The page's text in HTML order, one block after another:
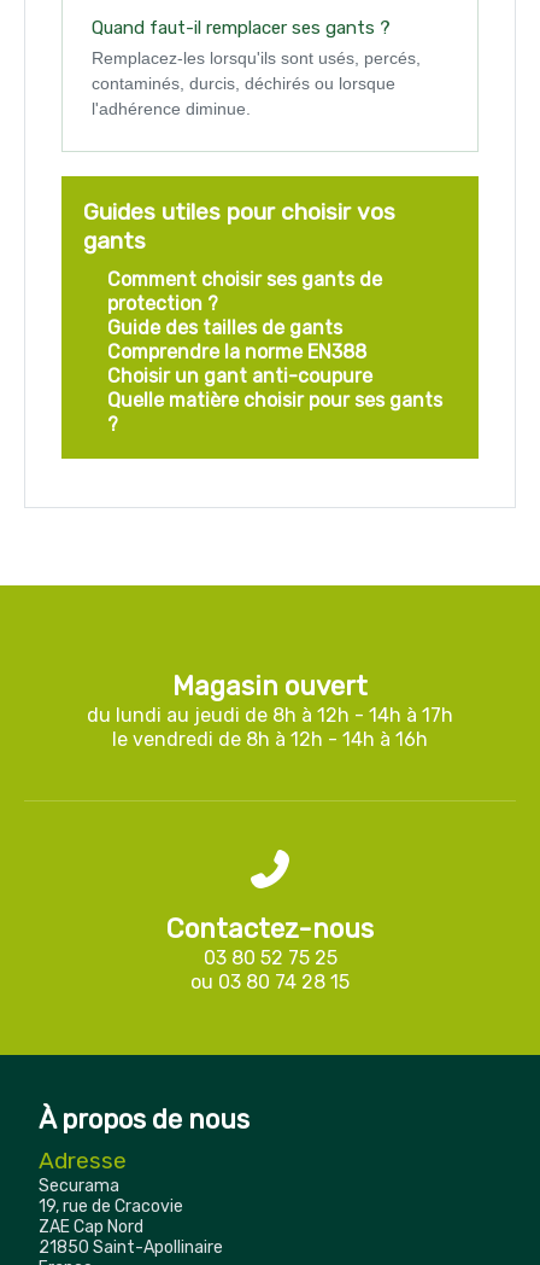
Quand faut-il remplacer ses gants ?
Remplacez-les lorsqu'ils sont usés, percés,
contaminés, durcis, déchirés ou lorsque
l'adhérence diminue.
Guides utiles pour choisir vos
gants
Comment choisir ses gants de
protection ?
Guide des tailles de gants
Comprendre la norme EN388
Choisir un gant anti-coupure
Quelle matière choisir pour ses gants
?
Magasin ouvert
du lundi au jeudi de 8h à 12h - 14h à 17h
le vendredi de 8h à 12h - 14h à 16h
Contactez-nous
03 80 52 75 25
ou 03 80 74 28 15
À propos de nous
Adresse
Securama
19, rue de Cracovie
ZAE Cap Nord
21850 Saint-Apollinaire